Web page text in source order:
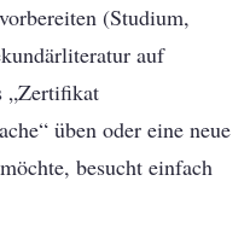
(Studium,
auf
„Zertifikat
üben oder eine neue
besucht einfach